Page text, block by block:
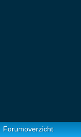
Forumoverzicht